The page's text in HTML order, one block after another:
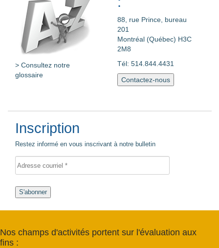
> Consultez notre
glossaire
88, rue Prince, bureau
201
Montréal (Québec) H3C
2M8
Tél: 514.844.4431
Contactez-nous
Inscription
Restez informé en vous inscrivant à notre bulletin
S'abonner
Nos champs d'activités portent sur l'évaluation aux
fins :